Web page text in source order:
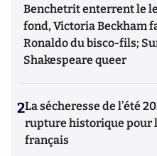
Benchetrit enterrent le
fond, Victoria Beckham
Ronaldo du bisco-fils;
Shakespeare queer
2La sécheresse de l’été
rupture historique pour
français